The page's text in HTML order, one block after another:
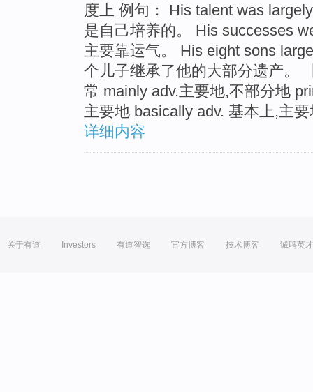
度上 例句： His talent was
是自己培养的。 His successes
主要靠运气。 His eight sons
个儿子继承了他的大部分遗产。
常 mainly adv.主要地,不部分地
主要地 basically adv. 基本上,主要
详细内容
关于有道 Investors 有道智选 官方博客 技术博客 诚聘英才